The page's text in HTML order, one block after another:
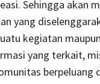
Sehingga akan
yang
kegiatan
yang terkait,
berpeluang